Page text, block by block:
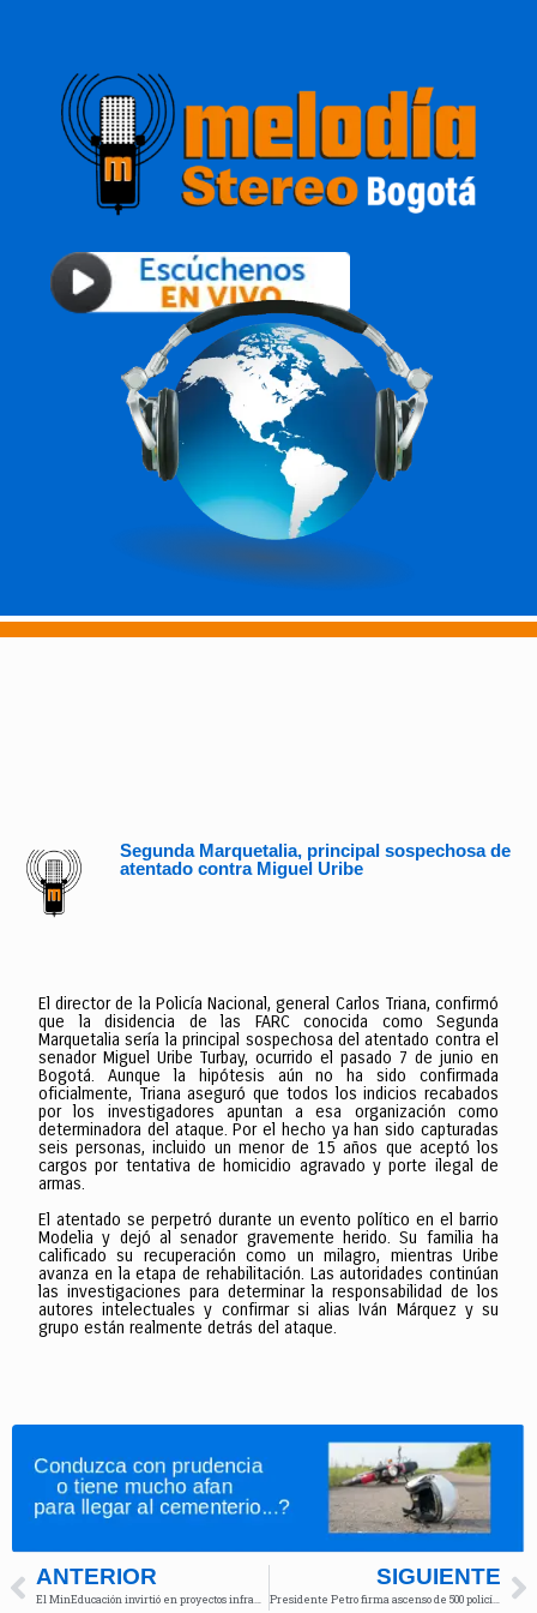
Segunda Marquetalia, principal sospechosa de
atentado contra Miguel Uribe
El director de la Policía Nacional, general Carlos Triana, confirmó
que la disidencia de las FARC conocida como Segunda
Marquetalia sería la principal sospechosa del atentado contra el
senador Miguel Uribe Turbay, ocurrido el pasado 7 de junio en
Bogotá. Aunque la hipótesis aún no ha sido confirmada
oficialmente, Triana aseguró que todos los indicios recabados
por los investigadores apuntan a esa organización como
determinadora del ataque. Por el hecho ya han sido capturadas
seis personas, incluido un menor de 15 años que aceptó los
cargos por tentativa de homicidio agravado y porte ilegal de
armas.
El atentado se perpetró durante un evento político en el barrio
Modelia y dejó al senador gravemente herido. Su familia ha
calificado su recuperación como un milagro, mientras Uribe
avanza en la etapa de rehabilitación. Las autoridades continúan
las investigaciones para determinar la responsabilidad de los
autores intelectuales y confirmar si alias Iván Márquez y su
grupo están realmente detrás del ataque.
ANTERIOR SIGUIENTE
Presidente Petro firma ascenso de 500 policías tras retrasos y reclamos internos